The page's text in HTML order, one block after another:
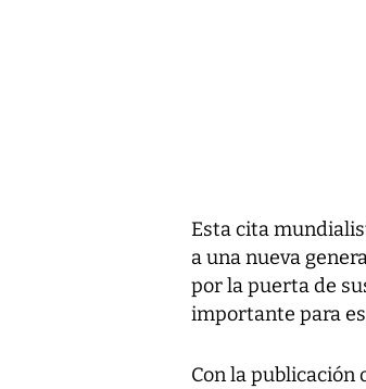
Esta cita
a una nueva
por la puerta de
importante para
Con la publicación